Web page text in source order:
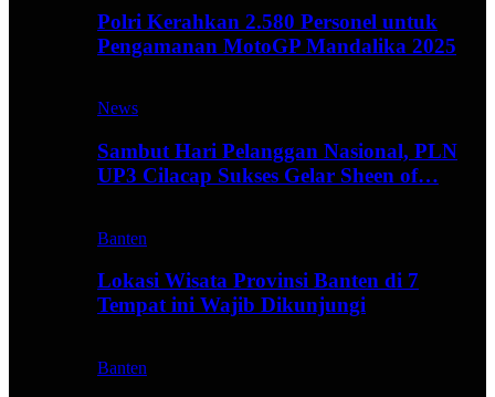
Polri Kerahkan 2.580 Personel untuk
Pengamanan MotoGP Mandalika 2025
News
Sambut Hari Pelanggan Nasional, PLN
UP3 Cilacap Sukses Gelar Sheen of…
Banten
Lokasi Wisata Provinsi Banten di 7
Tempat ini Wajib Dikunjungi
Banten